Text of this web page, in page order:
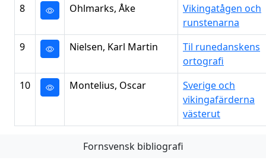
8
Ohlmarks, Åke
Vikingatågen och
runstenarna
9
Nielsen, Karl Martin
Til runedanskens
ortografi
10
Montelius, Oscar
Sverige och
vikingafärderna
västerut
Föregående Nästa
Fornsvensk bibliografi